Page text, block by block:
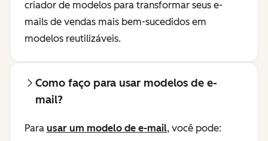
criador de modelos para transformar seus e-
mails de vendas mais bem-sucedidos em
modelos reutilizáveis.
Como faço para usar modelos de e-
mail?
Para usar um modelo de e-mail, você pode: